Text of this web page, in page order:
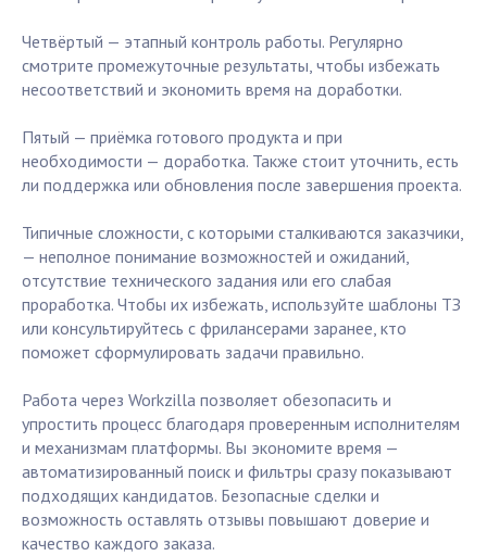
Четвёртый — этапный контроль работы. Регулярно
смотрите промежуточные результаты, чтобы избежать
несоответствий и экономить время на доработки.
Пятый — приёмка готового продукта и при
необходимости — доработка. Также стоит уточнить, есть
ли поддержка или обновления после завершения проекта.
Типичные сложности, с которыми сталкиваются заказчики,
— неполное понимание возможностей и ожиданий,
отсутствие технического задания или его слабая
проработка. Чтобы их избежать, используйте шаблоны ТЗ
или консультируйтесь с фрилансерами заранее, кто
поможет сформулировать задачи правильно.
Работа через Workzilla позволяет обезопасить и
упростить процесс благодаря проверенным исполнителям
и механизмам платформы. Вы экономите время —
автоматизированный поиск и фильтры сразу показывают
подходящих кандидатов. Безопасные сделки и
возможность оставлять отзывы повышают доверие и
качество каждого заказа.